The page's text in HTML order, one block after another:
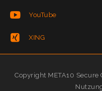
YouTube
XING
Copyright META10 Secure